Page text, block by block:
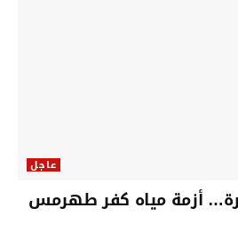
عاجل
أزمة مياه كفر طهرمس